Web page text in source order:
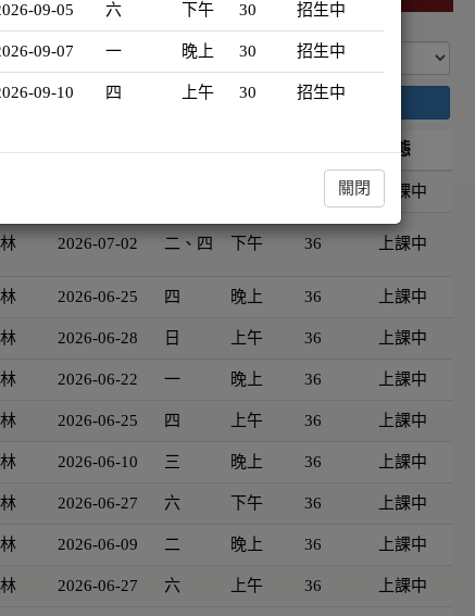
搜尋
開班日期 星期 時段 時數 狀態
上課中
2026-07-02 二、四 下午 36 上課中
2026-06-25 四 晚上 36 上課中
2026-06-28 日 上午 36 上課中
2026-06-22 一 晚上 36 上課中
2026-06-25 四 上午 36 上課中
2026-06-10 三 晚上 36 上課中
2026-06-27 六 下午 36 上課中
2026-06-09 二 晚上 36 上課中
2026-06-27 六 上午 36 上課中
09-05 六 下午 30 招生中
09-07 一 晚上 30 招生中
09-10 四 上午 30 招生中
關閉